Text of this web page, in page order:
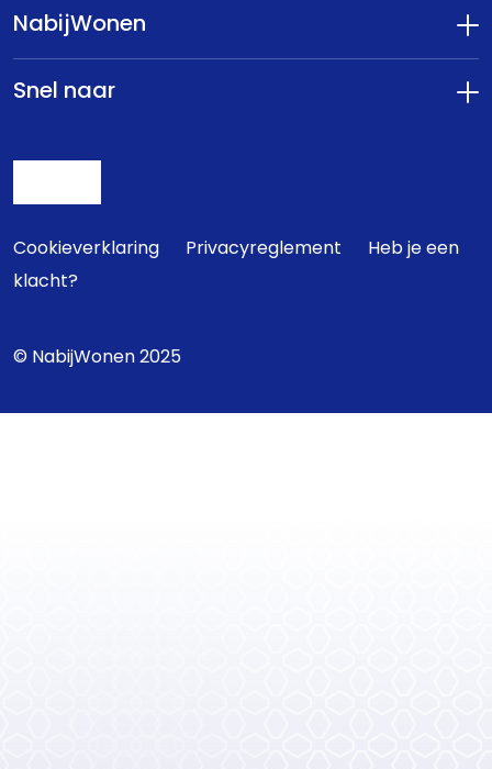
NabijWonen
Snel naar
Cookieverklaring Privacyreglement
Heb je een
klacht?
© NabijWonen 2025